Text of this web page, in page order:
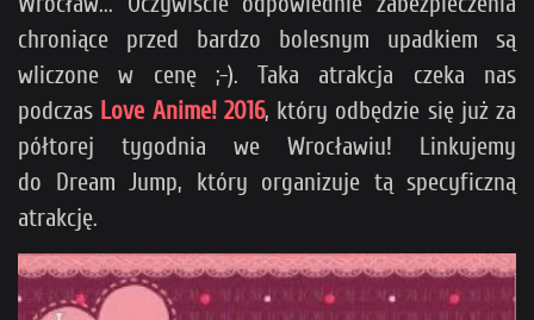
chroniące przed bardzo bolesnym upadkiem są
wliczone w cenę ;-). Taka atrakcja czeka nas
podczas Love Anime! 2016, który odbędzie się już za
półtorej tygodnia we Wrocławiu! Linkujemy
do Dream Jump, który organizuje tą specyficzną
atrakcję.